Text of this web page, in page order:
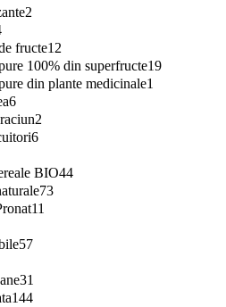
2
fructe12
100% din superfructe19
din plante medicinale1
6
2
6
BIO44
73
11
57
31
144